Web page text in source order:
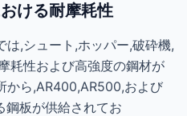
ける耐摩耗性
,シュート,ホッパー,破砕機,
耗性および高強度の鋼材が
から,AR400,AR500,および
板が供給されてお